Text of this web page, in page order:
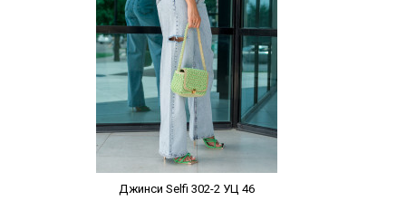
Джинси Selfi 302-2 УЦ 46